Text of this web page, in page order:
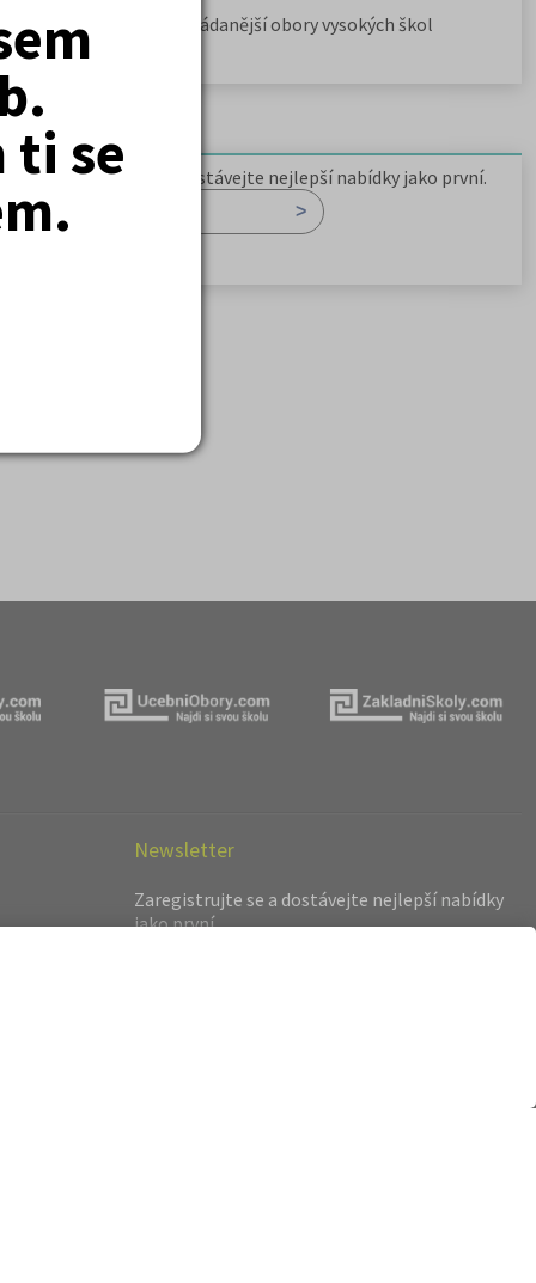
ti se
Jak se dostat na nejžádanější obory vysokých škol
Newsletter
Zaregistrujte se a dostávejte nejlepší nabídky jako první.
Newsletter
Zaregistrujte se a dostávejte nejlepší nabídky
jako první.